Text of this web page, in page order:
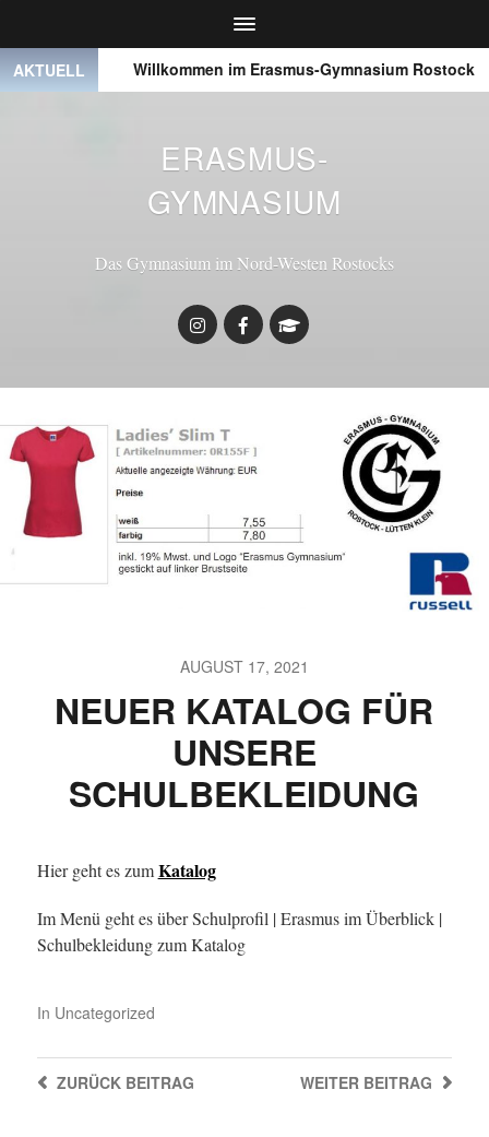
AKTUELL
● ● ● Willkommen im Erasmus-Gymnasium Rostock
ERASMUS-
GYMNASIUM
Das Gymnasium im Nord-Westen Rostocks
AUGUST 17, 2021
NEUER KATALOG FÜR
UNSERE
SCHULBEKLEIDUNG
Hier geht es zumKatalog
Im Menü geht es über Schulprofil | Erasmus im Überblick |
Schulbekleidung zum Katalog
In Uncategorized
WEITER BEITRAG
ZURÜCKBEITRAG